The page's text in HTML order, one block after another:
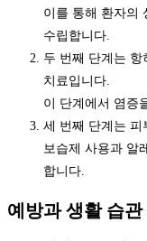
이를 통해 환자의
수립합니다.
두 번째 단계는
치료입니다.
이 단계에서 염증
세 번째 단계는 피
보습제 사용과 알
합니다.
예방과 생활 습관